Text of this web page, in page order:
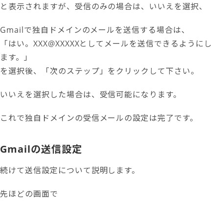
と表示されますが、受信のみの場合は、いいえを選択、
Gmailで独自ドメインのメールを送信する場合は、
「はい。XXX@XXXXXとしてメールを送信できるようにし
ます。」
を選択後、「次のステップ」をクリックして下さい。
いいえを選択した場合は、受信可能になります。
これで独自ドメインの受信メールの設定は完了です。
Gmailの送信設定
続けて送信設定について説明します。
先ほどの画面で